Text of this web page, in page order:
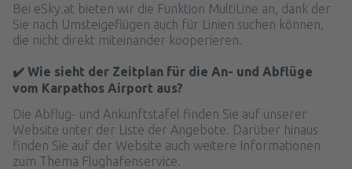
Bei eSky.at bieten wir die Funktion MultiLine an, dank der
Sie nach Umsteigeflügen auch für Linien suchen können,
die nicht direkt miteinander kooperieren.
✔️ Wie sieht der Zeitplan für die An- und Abflüge
vom Karpathos Airport aus?
Die Abflug- und Ankunftstafel finden Sie auf unserer
Website unter der Liste der Angebote. Darüber hinaus
finden Sie auf der Website auch weitere Informationen
zum Thema Flughafenservice.